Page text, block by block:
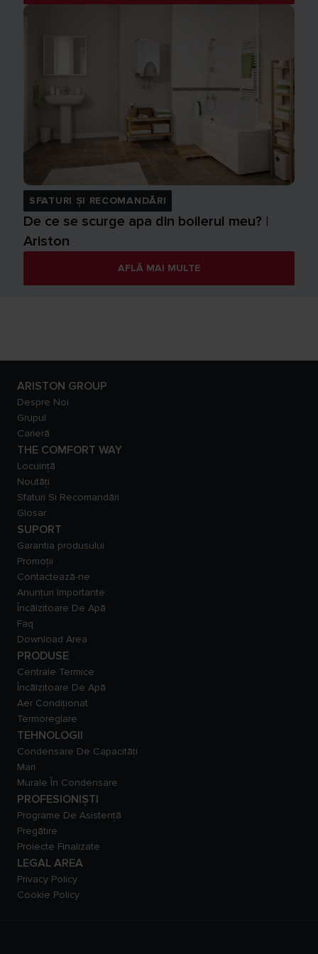
SFATURI ȘI RECOMANDĂRI
De ce se scurge apa din boilerul meu? |
Ariston
AFLĂ MAI MULTE
ARISTON GROUP
Despre Noi
Grupul
Carieră
THE COMFORT WAY
Locuință
Noutăți
Sfaturi Si Recomandări
Glosar
SUPORT
Garantia produsului
Promoții
Contactează-ne
Anunțuri Importante:
Încălzitoare De Apă
Faq
Download Area
PRODUSE
Centrale Termice
Încălzitoare De Apă
Aer Condiționat
Termoreglare
TEHNOLOGII
Condensare De Capacităţi
Mari
Murale În Condensare
PROFESIONIȘTI
Programe De Asistență
Pregătire
Proiecte Finalizate
LEGAL AREA
Privacy Policy
Cookie Policy